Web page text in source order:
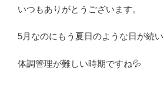
いつもありがとうございます。
5月なのにもう夏日のような日が続い
体調管理が難しい時期ですね💦